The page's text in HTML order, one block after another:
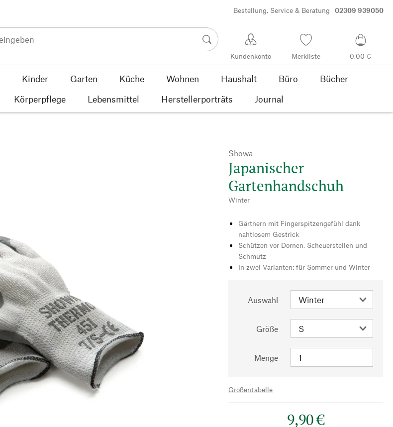
Bestellung, Service & Beratung 02309 939050
Kundenkonto Merkliste 0,00 €
Kinder Garten Küche Wohnen Haushalt Büro
Bücher
Körperpflege Lebensmittel Herstellerporträts Journal
Showa
Japanischer
Gartenhandschuh
Winter
Gärtnern mit Fingerspitzengefühl dank
nahtlosem Gestrick
Schützen vor Dornen, Scheuerstellen und
Schmutz
In zwei Varianten: für Sommer und Winter
Auswahl
Größe
Menge
Größentabelle
9,90 €